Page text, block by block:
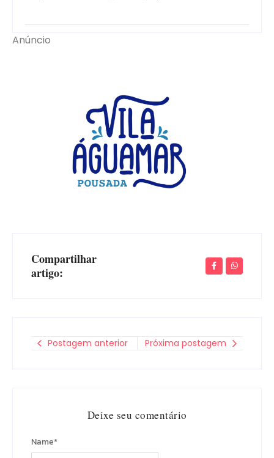
Anúncio
Compartilhar
artigo:
Postagem anterior Próxima postagem
Deixe seu comentário
Name*